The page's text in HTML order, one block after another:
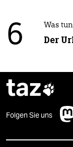
6 Was
Der
taz
Folgen Sie uns